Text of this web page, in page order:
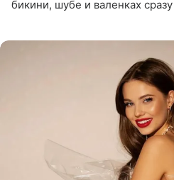
бикини, шубе и валенках